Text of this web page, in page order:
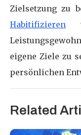
Zielsetzung zu
Habitifizieren
eigene Ziele zu
persönlichen
Related